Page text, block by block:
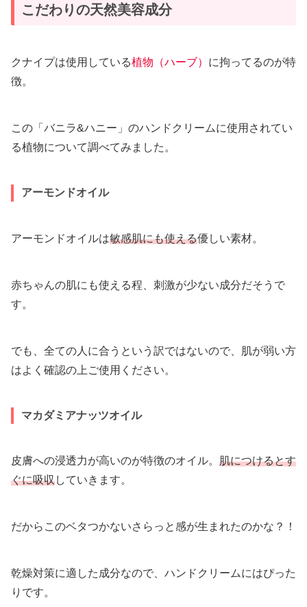
こだわりの天然美容成分
クナイプは使用している植物（ハーブ） に拘ってるのが特
徴。
この「バニラ&ハニー」のハンドクリームに使用されてい
る植物について調べてみました。
アーモンドオイル
アーモンドオイルは敏感肌にも使える優しい素材。
赤ちゃんの肌にも使える程、刺激が少ない成分だそうで
す。
でも、全ての人に合うという訳ではないので、肌が弱い方
はよく確認の上ご使用ください。
マカダミアナッツオイル
皮膚への浸透力が高いのが特徴のオイル。 肌につけるとす
ぐに吸収していきます。
だからこのベタつかないさらっと感が生まれたのかな？！
乾燥対策に適した成分なので、ハンドクリームにはぴった
りです。